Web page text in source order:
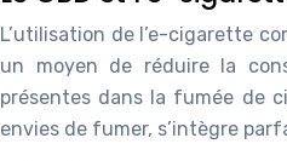
L’utilisation de l’e-cigarette
un moyen de réduire la
présentes dans la fumée de
envies de fumer, s’intègre